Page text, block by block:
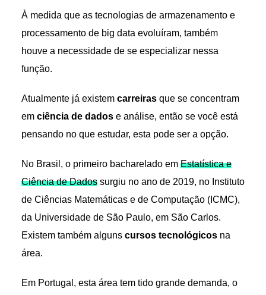
À medida que as tecnologias de armazenamento e
processamento de big data evoluíram, também
houve a necessidade de se especializar nessa
função.
Atualmente já existem carreirasque se concentram
em ciência de dadose análise, então se você está
pensando no que estudar, esta pode ser a opção.
No Brasil, o primeiro bacharelado em Estatística e
Ciência deDadossurgiu no ano de 2019, no Instituto
de Ciências Matemáticas e de Computação (ICMC),
da Universidade de São Paulo, em São Carlos.
Existem também alguns cursos tecnológicosna
área.
Em Portugal, esta área tem tido grande demanda, o